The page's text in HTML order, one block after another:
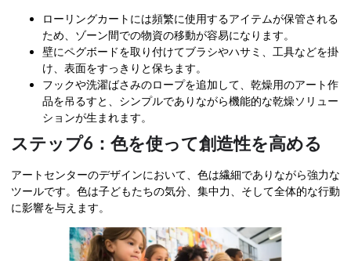
ローリングカートには頻繁に使用するアイテムが保管される
ため、ゾーン間での物資の移動が容易になります。
壁にペグボードを取り付けてブラシやハサミ、工具などを掛
け、表面をすっきりと保ちます。
フックや洗濯ばさみのロープを追加して、乾燥用のアート作
品を吊るすと、シンプルでありながら機能的な乾燥ソリュー
ションが生まれます。
ステップ6：色を使って創造性を高める
アートセンターのデザインにおいて、色は繊細でありながら強力な
ツールです。色は子どもたちの気分、集中力、そして全体的な行動
に影響を与えます。